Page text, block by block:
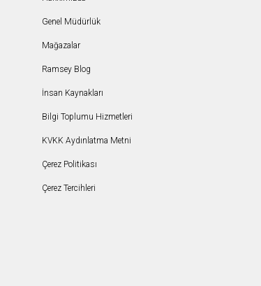
Genel Müdürlük
Mağazalar
Ramsey Blog
İnsan Kaynakları
Bilgi Toplumu Hizmetleri
KVKK Aydınlatma Metni
Çerez Politikası
Çerez Tercihleri